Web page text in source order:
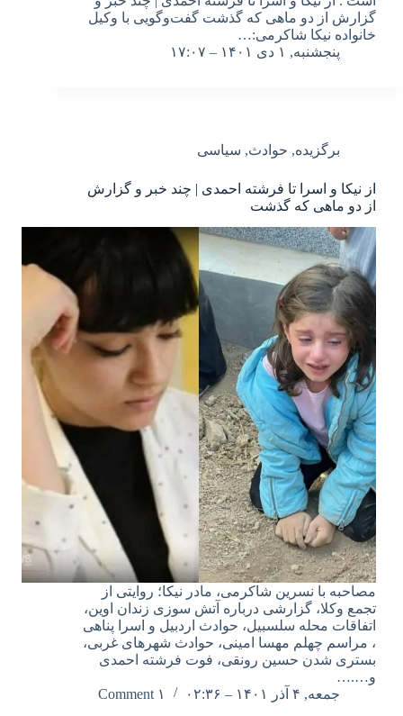
گزارش از دو ماهی که گذشت گفت‌وگویی با وکیل
خانواده نیکا شاکرمی:…
پنجشنبه, ۱ دی ۱۴۰۱ – ۱۷:۰۷
برگزیده, حوادث, سیاسی
از نیکا و اسرا تا فرشته احمدی | چند خبر و گزارش
از دو ماهی که گذشت
مصاحبه با نسرین شاکرمی، مادر نیکا؛ روایتی از
تجمع وکلا، گزارشی درباره آتش سوزی زندان اوین،
اتفاقات محله سلسبیل، حوادث اردبیل و اسرا پناهی
، مراسم چهلم مهسا امینی، حوادث شهرهای غربی،
بستری شدن حسین رونقی، فوت فرشته احمدی
و….…
جمعه, ۴ آذر ۱۴۰۱ – ۰۲:۳۶
۱ Comment